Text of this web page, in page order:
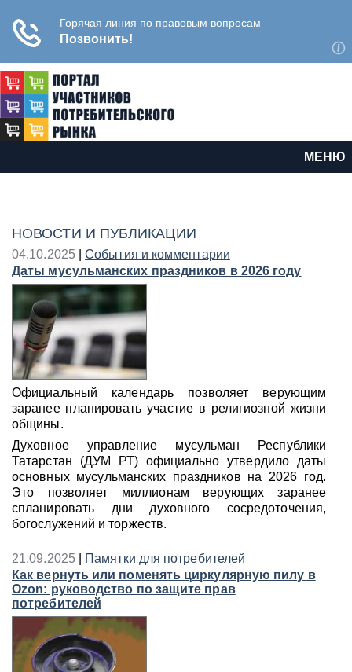
МЕНЮ
НОВОСТИ И ПУБЛИКАЦИИ
04.10.2025|События и комментарии
Даты мусульманских праздников в 2026 году
Официальный календарь позволяет верующим
заранее планировать участие в религиозной жизни
общины.
Духовное управление мусульман Республики
Татарстан (ДУМ РТ) официально утвердило даты
основных мусульманских праздников на 2026 год.
Это позволяет миллионам верующих заранее
спланировать дни духовного сосредоточения,
богослужений и торжеств.
21.09.2025|
Памятки для потребителей
Как вернуть или поменять циркулярную пилу в
Ozon: руководство по защите прав
потребителей